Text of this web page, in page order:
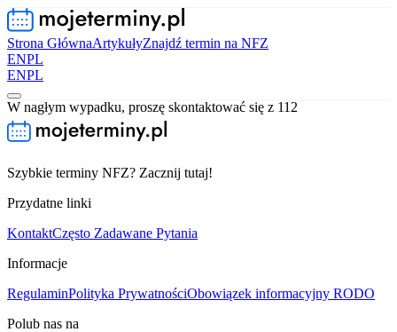
Strona GłównaArtykułyZnajdź termin na NFZ
ENPL
ENPL
W nagłym wypadku, proszę skontaktować się z 112
Szybkie terminy NFZ? Zacznij tutaj!
Przydatne linki
KontaktCzęsto Zadawane Pytania
Informacje
RegulaminPolityka PrywatnościObowiązek informacyjny RODO
Polub nas na